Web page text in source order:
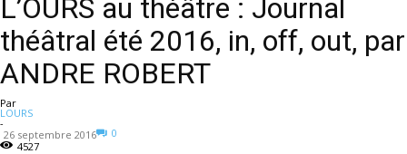
L’OURS au théâtre : Journal
théâtral été 2016, in, off, out, par
ANDRE ROBERT
Par
LOURS
-
26 septembre 2016
0
4527